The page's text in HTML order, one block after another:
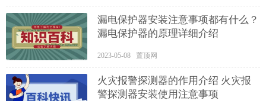
漏电保护器安装注意事项都有什么？
漏电保护器的原理详细介绍
2023-05-08 置顶网
火灾报警探测器的作用介绍 火灾报
警探测器安装使用注意事项